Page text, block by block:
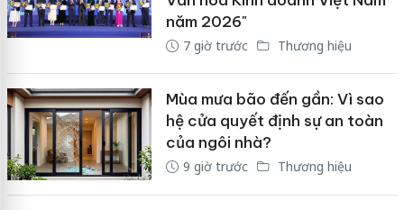
năm 2026"
7 giờ trước Thương hiệu
Mùa mưa bão đến gần: Vì sao
hệ cửa quyết định sự an toàn
của ngôi nhà?
9 giờ trước Thương hiệu